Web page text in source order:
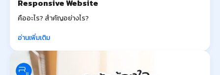
Responsive Website
คืออะไร? สำคัญอย่างไร?
อ่านเพิ่มเติม